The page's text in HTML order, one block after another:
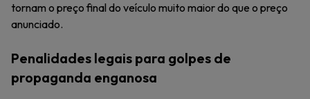
tornam o preço final do veículo muito maior do que o preço
anunciado.
Penalidades legais para golpes de
propaganda enganosa